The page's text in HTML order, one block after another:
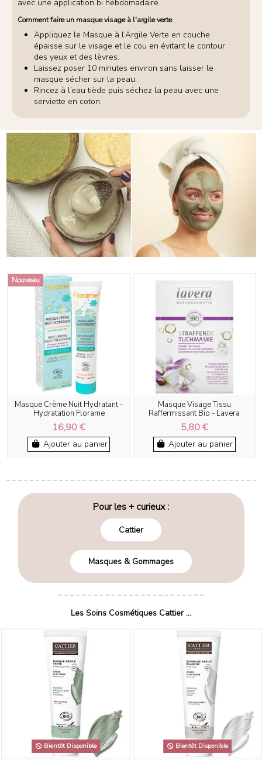
avec une application bi hebdomadaire
Comment faire un masque visage à l'argile verte
Appliquez le Masque à l’Argile Verte en couche
épaisse sur le visage et le cou en évitant le contour
des yeux et des lèvres.
Laissez poser 10 minutes environ sans laisser le
masque sécher sur la peau.
Rincez à l’eau tiède puis séchez la peau avec une
serviette en coton.
Nouveau
Masque Crème Nuit Hydratant -
Hydratation Florame
16,90 €
Ajouter au panier
Masque Visage Tissu
Raffermissant Bio - Lavera
5,80 €
Ajouter au panier
Pour les + curieux :
Cattier
Masques & Gommages
Les Soins Cosmétiques Cattier ...
Bientôt Disponible Bientôt Disponible